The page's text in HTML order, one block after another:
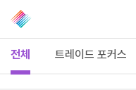
전체 트레이드 포커스